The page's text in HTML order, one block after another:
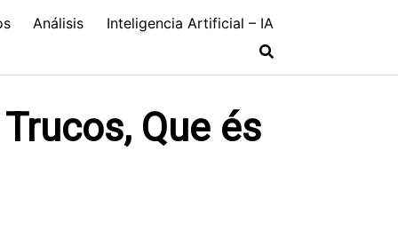
Análisis Inteligencia Artificial – IA
Que és